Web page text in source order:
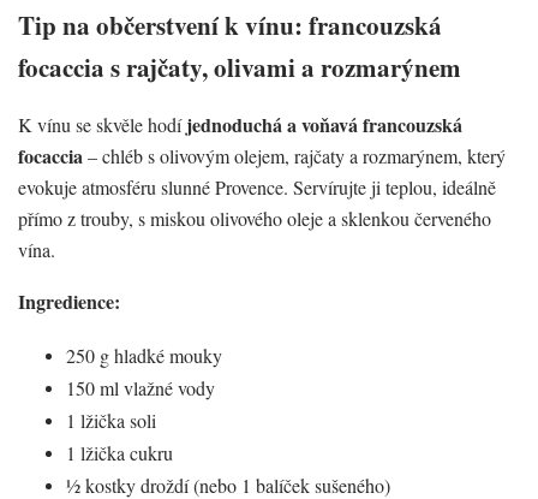
Tip na občerstvení k vínu: francouzská
focaccia s rajčaty, olivami a rozmarýnem
K vínu se skvěle hodíjednoduchá a voňavá francouzská
focaccia– chléb s olivovým olejem, rajčaty a rozmarýnem, který
evokuje atmosféru slunné Provence. Servírujte ji teplou, ideálně
přímo z trouby, s miskou olivového oleje a sklenkou červeného
vína.
Ingredience:
250 g hladké mouky
150 ml vlažné vody
1 lžička soli
1 lžička cukru
½ kostky droždí (nebo 1 balíček sušeného)